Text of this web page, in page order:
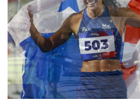
Previous